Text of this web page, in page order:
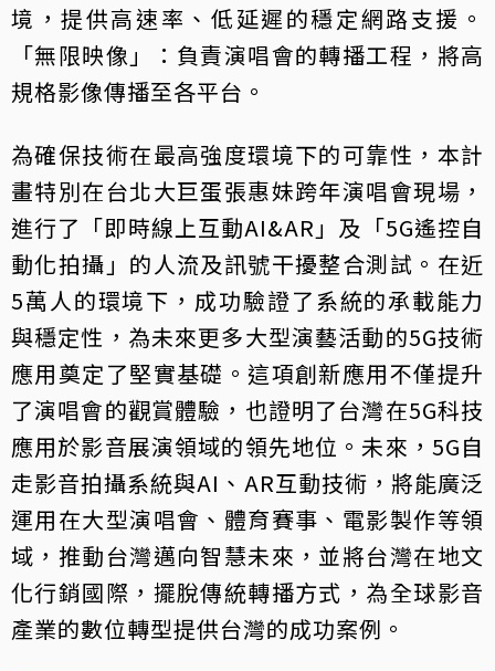
境，提供高速率、低延遲的穩定網路支援。
「無限映像」：負責演唱會的轉播工程，將高
規格影像傳播至各平台。
為確保技術在最高強度環境下的可靠性，本計
畫特別在台北大巨蛋張惠妹跨年演唱會現場，
進行了「即時線上互動AI&AR」及「5G遙控自
動化拍攝」的人流及訊號干擾整合測試。在近
5萬人的環境下，成功驗證了系統的承載能力
與穩定性，為未來更多大型演藝活動的5G技術
應用奠定了堅實基礎。這項創新應用不僅提升
了演唱會的觀賞體驗，也證明了台灣在5G科技
應用於影音展演領域的領先地位。未來，5G自
走影音拍攝系統與AI、AR互動技術，將能廣泛
運用在大型演唱會、體育賽事、電影製作等領
域，推動台灣邁向智慧未來，並將台灣在地文
化行銷國際，擺脫傳統轉播方式，為全球影音
產業的數位轉型提供台灣的成功案例。